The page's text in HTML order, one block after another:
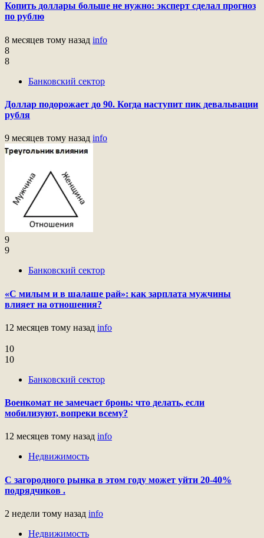
Копить доллары больше не нужно: эксперт сделал прогноз
по рублю
8 месяцев тому назад info
8
8
Банковский сектор
Доллар подорожает до 90. Когда наступит пик девальвации
рубля
9 месяцев тому назад info
9
9
Банковский сектор
«С милым и в шалаше рай»: как зарплата мужчины
влияет на отношения?
12 месяцев тому назад info
10
10
Банковский сектор
Военкомат не замечает бронь: что делать, если
мобилизуют, вопреки всему?
12 месяцев тому назад info
Недвижимость
С загородного рынка в этом году может уйти 20-40%
подрядчиков .
2 недели тому назад info
Недвижимость